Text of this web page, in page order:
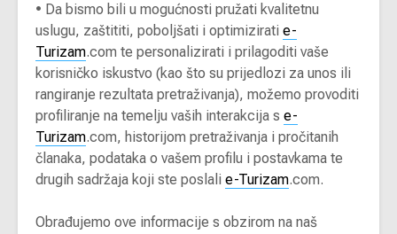
• Da bismo bili u mogućnosti pružati kvalitetnu
uslugu, zaštititi, poboljšati i optimizirati e-
Turizam.com te personalizirati i prilagoditi vaše
korisničko iskustvo (kao što su prijedlozi za unos ili
rangiranje rezultata pretraživanja), možemo provoditi
profiliranje na temelju vaših interakcija s e-
Turizam.com, historijom pretraživanja i pročitanih
članaka, podataka o vašem profilu i postavkama te
drugih sadržaja koji ste poslali e-Turizam.com.
Obrađujemo ove informacije s obzirom na naš